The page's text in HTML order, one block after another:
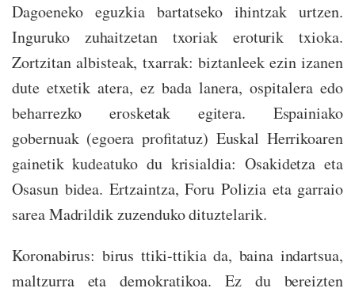
Dagoeneko eguzkia bartatseko ihintzak urtzen.
Inguruko zuhaitzetan txoriak eroturik txioka.
Zortzitan albisteak, txarrak: biztanleek ezin izanen
dute etxetik atera, ez bada lanera, ospitalera edo
beharrezko erosketak egitera. Espainiako
gobernuak (egoera profitatuz) Euskal Herrikoaren
gainetik kudeatuko du krisialdia: Osakidetza eta
Osasun bidea. Ertzaintza, Foru Polizia eta garraio
sarea Madrildik zuzenduko dituztelarik.
Koronabirus: birus ttiki-ttikia da, baina indartsua,
maltzurra eta demokratikoa. Ez du bereizten